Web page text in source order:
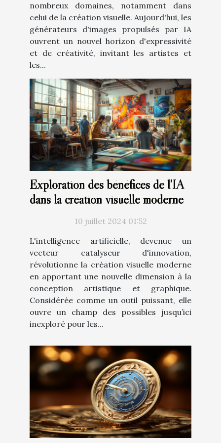
nombreux domaines, notamment dans
celui de la création visuelle. Aujourd'hui, les
générateurs d'images propulsés par IA
ouvrent un nouvel horizon d'expressivité
et de créativité, invitant les artistes et
les...
Exploration des bénéfices de l'IA
dans la création visuelle moderne
10 juillet 2024 01:52
L'intelligence artificielle, devenue un
vecteur catalyseur d'innovation,
révolutionne la création visuelle moderne
en apportant une nouvelle dimension à la
conception artistique et graphique.
Considérée comme un outil puissant, elle
ouvre un champ des possibles jusqu’ici
inexploré pour les...